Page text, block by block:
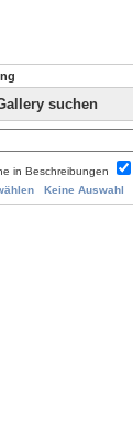
suchen
in Beschreibungen
Keine Auswahl